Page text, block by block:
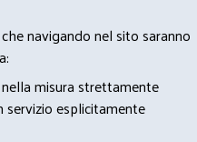
navigando nel sito saranno
misura strettamente
servizio esplicitamente